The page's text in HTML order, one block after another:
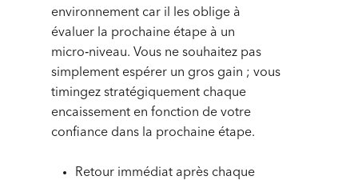
environnement car il les oblige à
évaluer la prochaine étape à un
micro‑niveau. Vous ne souhaitez pas
simplement espérer un gros gain ; vous
timingez stratégiquement chaque
encaissement en fonction de votre
confiance dans la prochaine étape.
Retour immédiat après chaque